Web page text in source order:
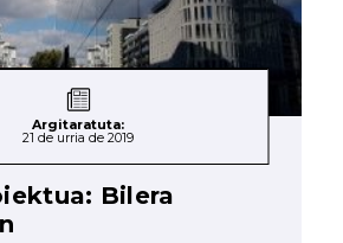
Argitaratuta:
21 de urria de 2019
Bilera